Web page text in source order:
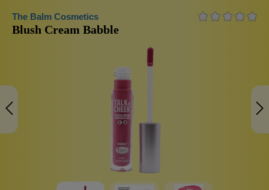
The Balm Cosmetics
Blush Cream Babble